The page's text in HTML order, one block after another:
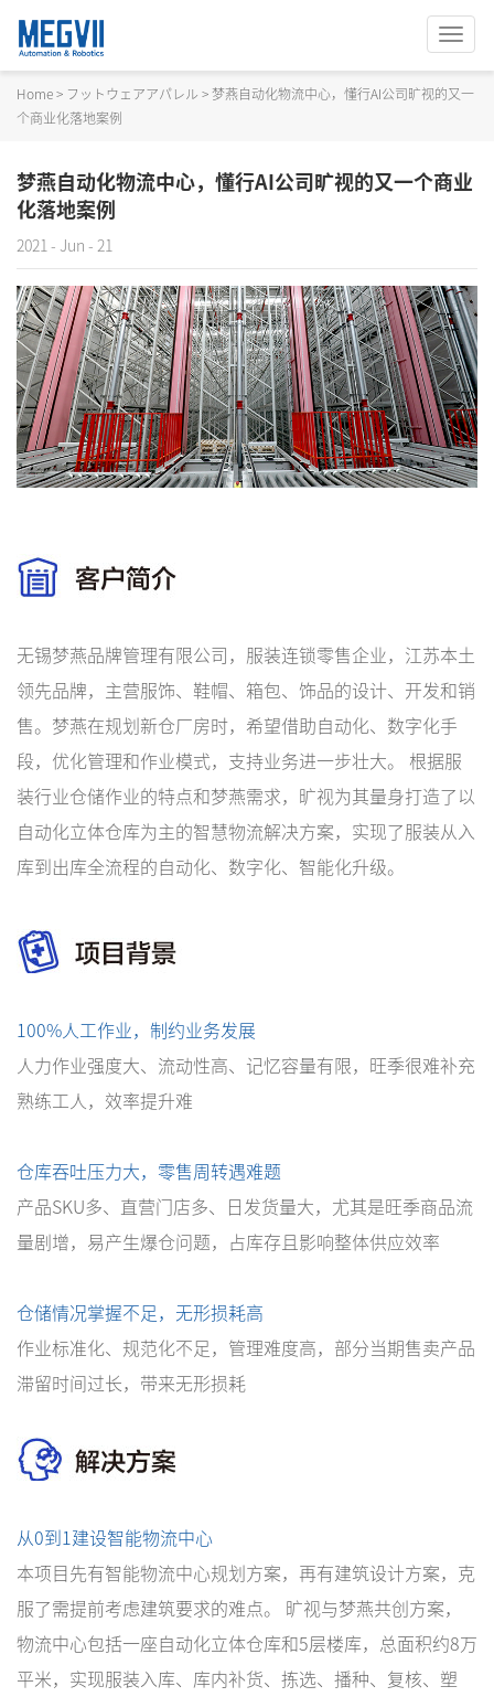
切
航
Home > フットウェアアパレル > 梦燕自动化物流中心，懂行AI公司旷视的又一
个商业化落地案例
梦燕自动化物流中心，懂行AI公司旷视的又一个商业
化落地案例
2021 - Jun - 21
无锡梦燕品牌管理有限公司，服装连锁零售企业，江苏本土
领先品牌，主营服饰、鞋帽、箱包、饰品的设计、开发和销
售。梦燕在规划新仓厂房时，希望借助自动化、数字化手
段，优化管理和作业模式，支持业务进一步壮大。 根据服
装行业仓储作业的特点和梦燕需求，旷视为其量身打造了以
自动化立体仓库为主的智慧物流解决方案，实现了服装从入
库到出库全流程的自动化、数字化、智能化升级。
100%人工作业，制约业务发展
人力作业强度大、流动性高、记忆容量有限，旺季很难补充
熟练工人，效率提升难
仓库吞吐压力大，零售周转遇难题
产品SKU多、直营门店多、日发货量大，尤其是旺季商品流
量剧增，易产生爆仓问题，占库存且影响整体供应效率
仓储情况掌握不足，无形损耗高
作业标准化、规范化不足，管理难度高，部分当期售卖产品
滞留时间过长，带来无形损耗
从0到1建设智能物流中心
本项目先有智能物流中心规划方案，再有建筑设计方案，克
服了需提前考虑建筑要求的难点。 旷视与梦燕共创方案，
物流中心包括一座自动化立体仓库和5层楼库，总面积约8万
平米，实现服装入库、库内补货、拣选、播种、复核、塑